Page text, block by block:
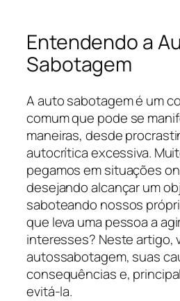
Entendendo a
Sabotagem
A auto sabotagem é um
comum que pode se
maneiras, desde
autocrítica excessiva.
pegamos em situações
desejando alcançar um
saboteando nossos
que leva uma pessoa a
interesses? Neste artigo,
autossabotagem, suas
consequências e,
evitá-la.